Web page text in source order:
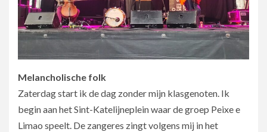
Melancholische folk
Zaterdag start ik de dag zonder mijn klasgenoten. Ik
begin aan het Sint-Katelijneplein waar de groep Peixe e
Limao speelt. De zangeres zingt volgens mij in het